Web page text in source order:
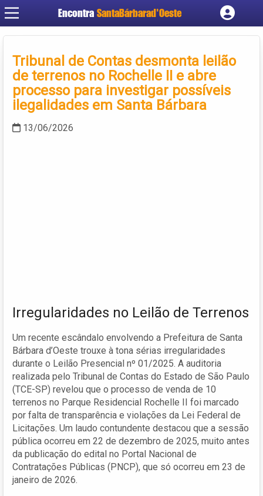
Encontra SantaBárbarad'Oeste
Cadastrar empresa
Criar conta
Tribunal de Contas desmonta leilão
de terrenos no Rochelle II e abre
processo para investigar possíveis
ilegalidades em Santa Bárbara
13/06/2026
Irregularidades no Leilão de Terrenos
Um recente escândalo envolvendo a Prefeitura de Santa
Bárbara d’Oeste trouxe à tona sérias irregularidades
durante o Leilão Presencial nº 01/2025. A auditoria
realizada pelo Tribunal de Contas do Estado de São Paulo
(TCE-SP) revelou que o processo de venda de 10
terrenos no Parque Residencial Rochelle II foi marcado
por falta de transparência e violações da Lei Federal de
Licitações. Um laudo contundente destacou que a sessão
pública ocorreu em 22 de dezembro de 2025, muito antes
da publicação do edital no Portal Nacional de
Contratações Públicas (PNCP), que só ocorreu em 23 de
janeiro de 2026.